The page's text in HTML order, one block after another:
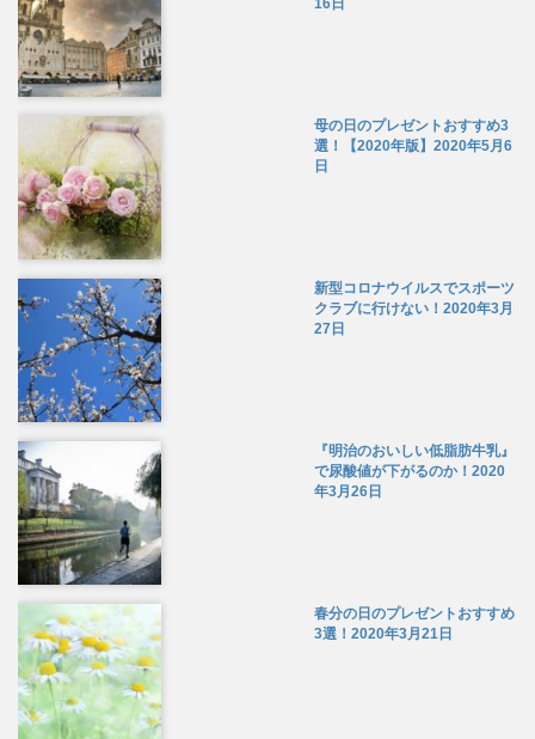
16日
母の日のプレゼントおすすめ3
選！【2020年版】 2020年5月6
日
新型コロナウイルスでスポーツ
クラブに行けない！ 2020年3月
27日
『明治のおいしい低脂肪牛乳』
で尿酸値が下がるのか！ 2020
年3月26日
春分の日のプレゼントおすすめ
3選！ 2020年3月21日